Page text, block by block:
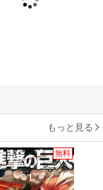
もっと見る
無料